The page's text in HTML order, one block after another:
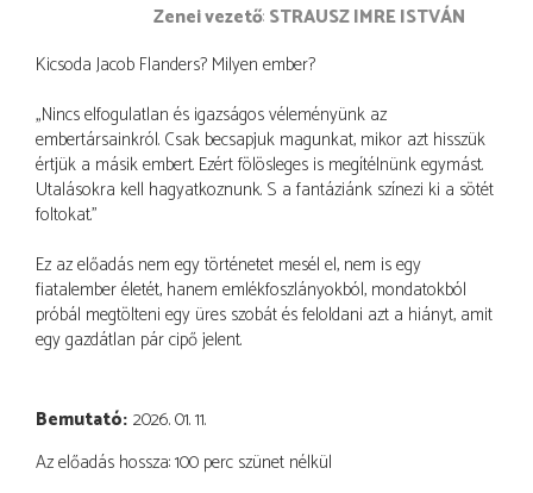
zenei vezető STRAUSZ IMRE ISTVÁN
Kicsoda Jacob Flanders? Milyen ember?
„Nincs elfogulatlan és igazságos véleményünk az
embertársainkról. Csak becsapjuk magunkat, mikor azt hisszük
értjük a másik embert. Ezért fölösleges is megítélnünk egymást.
Utalásokra kell hagyatkoznunk. S a fantáziánk színezi ki a sötét
foltokat.”
Ez az előadás nem egy történetet mesél el, nem is egy
fiatalember életét, hanem emlékfoszlányokból, mondatokból
próbál megtölteni egy üres szobát és feloldani azt a hiányt, amit
egy gazdátlan pár cipő jelent.
Bemutató 2026. 01. 11.
Az előadás hossza: 100 perc szünet nélkül